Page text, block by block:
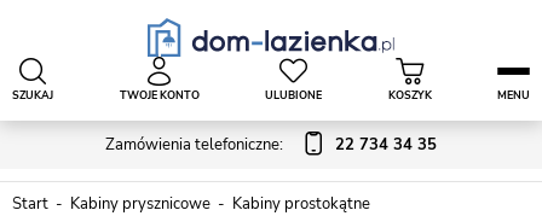
Zamówienia telefoniczne: 22 734 34 35
SZUKAJ TWOJE KONTO ULUBIONE KOSZYK MENU
Start Kabiny prysznicowe Kabiny prostokątne